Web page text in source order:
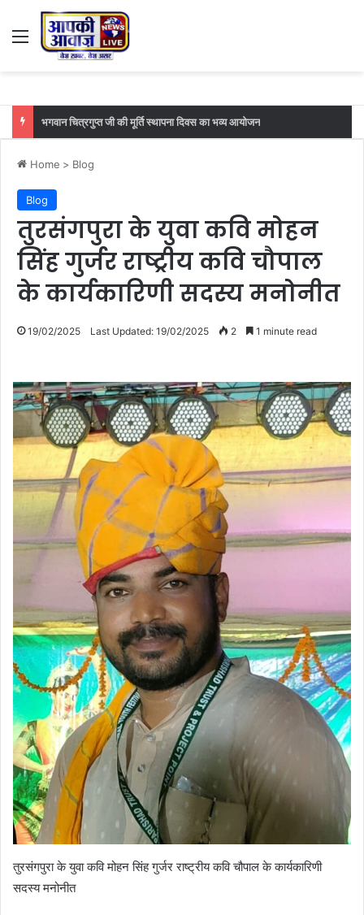
Menu
भगवान चित्रगुप्त जी की मूर्ति स्थापना दिवस का भव्य आयोजन
Home > Blog
Blog
तुरसंगपुरा के युवा कवि मोहन
सिंह गुर्जर राष्ट्रीय कवि चौपाल
के कार्यकारिणी सदस्य मनोनीत
19/02/2025 Last Updated: 19/02/2025 2 1 minute read
तुरसंगपुरा के युवा कवि मोहन सिंह गुर्जर राष्ट्रीय कवि चौपाल के कार्यकारिणी
सदस्य मनोनीत